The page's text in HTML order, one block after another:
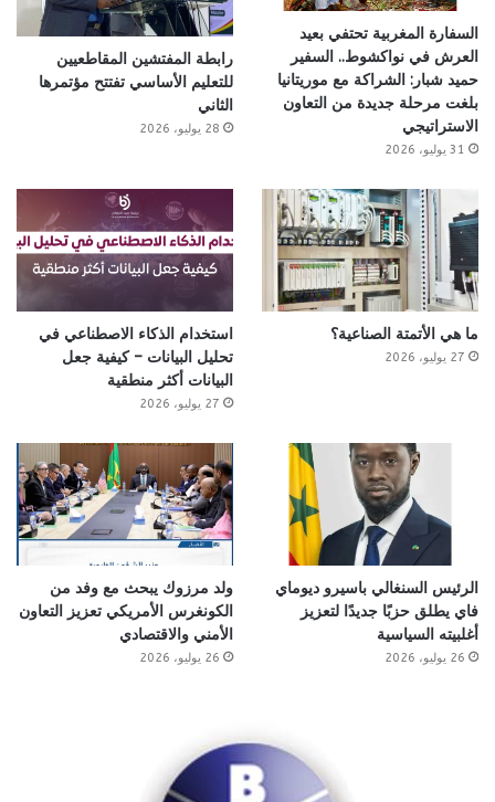
السفارة المغربية تحتفي بعيد
العرش في نواكشوط.. السفير
حميد شبار: الشراكة مع موريتانيا
بلغت مرحلة جديدة من التعاون
الاستراتيجي
31 يوليو، 2026
رابطة المفتشين المقاطعيين
للتعليم الأساسي تفتتح مؤتمرها
الثاني
28 يوليو، 2026
ما هي الأتمتة الصناعية؟
27 يوليو، 2026
استخدام الذكاء الاصطناعي في
تحليل البيانات – كيفية جعل
البيانات أكثر منطقية
27 يوليو، 2026
الرئيس السنغالي باسيرو ديوماي
فاي يطلق حزبًا جديدًا لتعزيز
أغلبيته السياسية
26 يوليو، 2026
ولد مرزوك يبحث مع وفد من
الكونغرس الأمريكي تعزيز التعاون
الأمني والاقتصادي
26 يوليو، 2026